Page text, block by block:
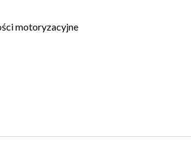
motoryzacyjne